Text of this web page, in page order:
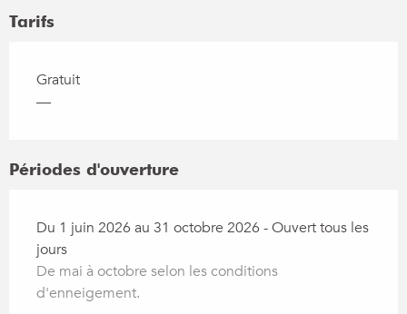
Tarifs
Gratuit
—
Périodes d'ouverture
Du 1 juin 2026 au 31 octobre 2026 - Ouvert tous les
jours
De mai à octobre selon les conditions
d'enneigement.